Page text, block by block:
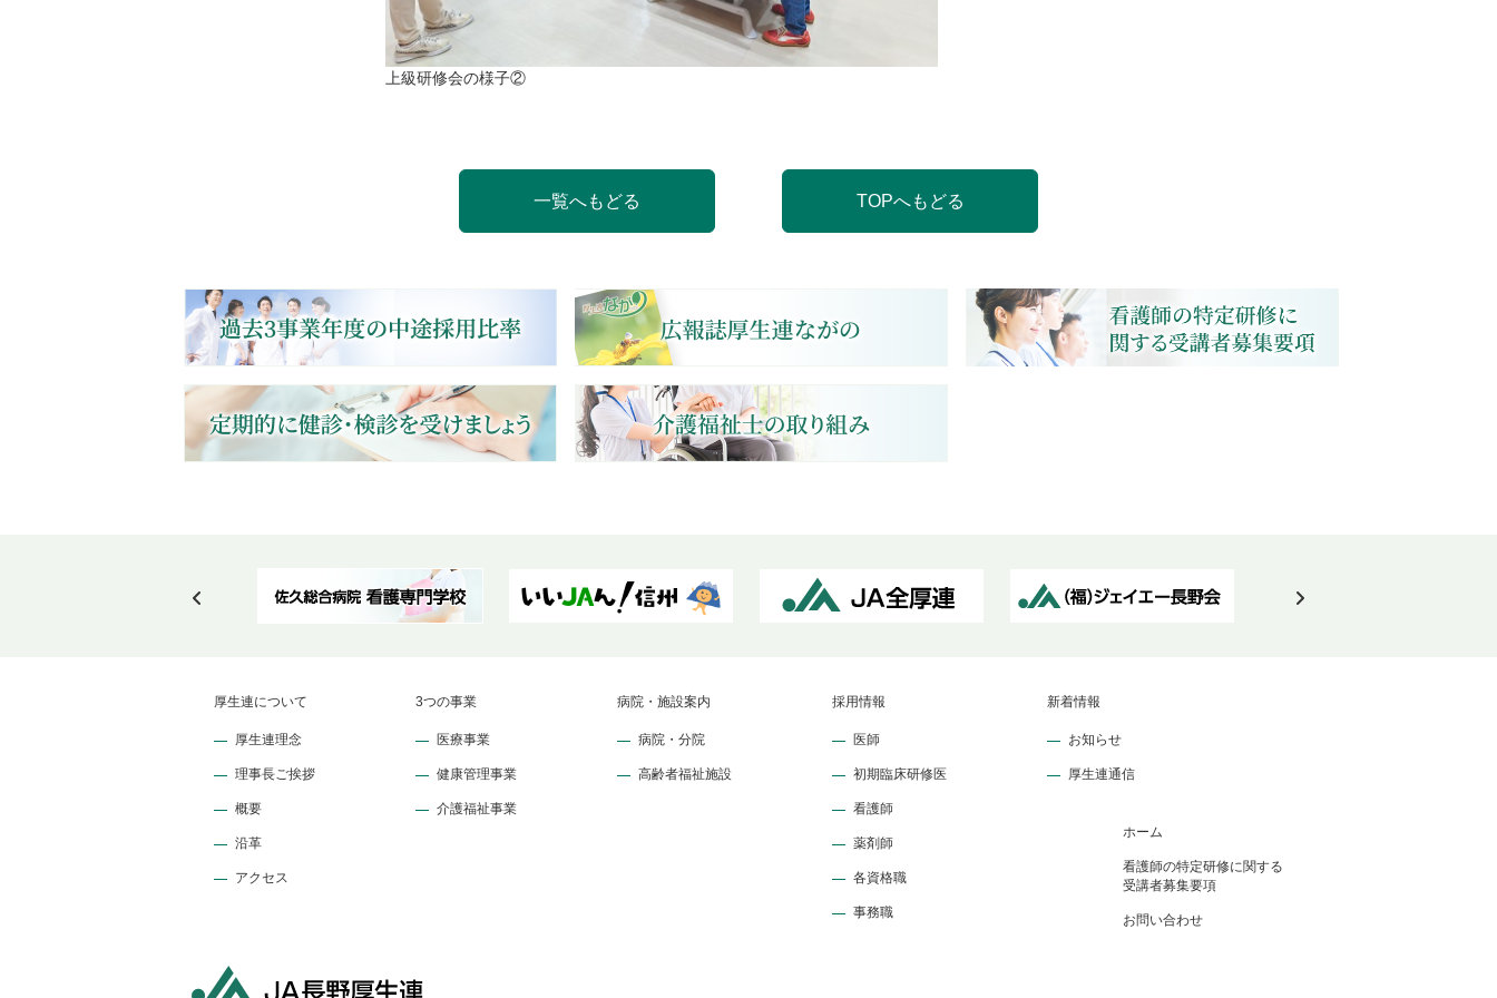
上級研修会の様子②
一覧へもどる TOPへもどる
厚生連について
厚生連理念
理事長ご挨拶
概要
沿革
アクセス
3つの事業
医療事業
健康管理事業
介護福祉事業
病院・施設案内
病院・分院
高齢者福祉施設
採用情報
医師
初期臨床研修医
看護師
薬剤師
各資格職
事務職
新着情報
お知らせ
厚生連通信
ホーム
看護師の特定研修に関する
受講者募集要項
お問い合わせ